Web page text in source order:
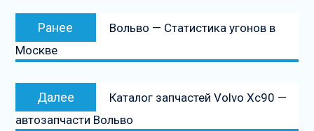
Навигация
записям
Ранее
Предыдущая
запись:
Вольво — Статистика угонов в
Москве
Далее
Следующая
запись
Каталог запчастей Volvo Xc90 —
автозапчасти Вольво